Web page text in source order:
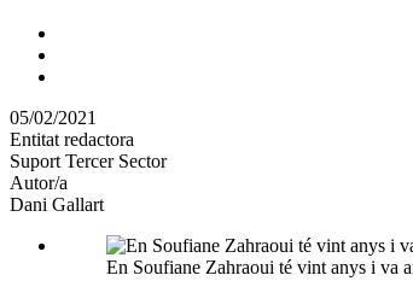
Comparteix
altres
xarxes
socials
05/02/2021
Entitat redactora
Suport Tercer Sector
Autor/a
Dani Gallart
En Soufiane Zahraoui té vint anys i va